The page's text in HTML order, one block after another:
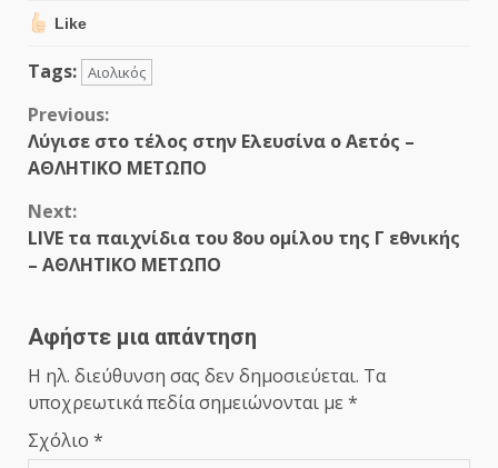
Like
Tags: Αιολικός
Continue
Reading
Previous:
Λύγισε στο τέλος στην Ελευσίνα ο Αετός –
ΑΘΛΗΤΙΚΟ ΜΕΤΩΠΟ
Next:
LIVE τα παιχνίδια του 8ου ομίλου της Γ εθνικής
– ΑΘΛΗΤΙΚΟ ΜΕΤΩΠΟ
Αφήστε μια απάντηση
Η ηλ. διεύθυνση σας δεν δημοσιεύεται. Τα
υποχρεωτικά πεδία σημειώνονται με *
Σχόλιο *